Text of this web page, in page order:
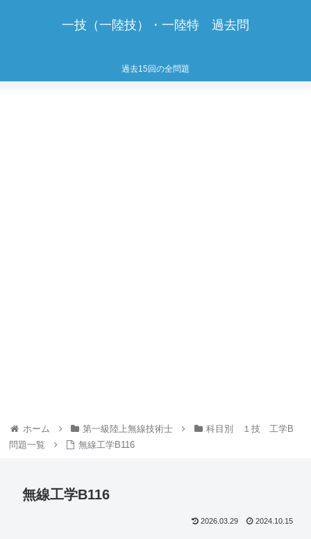
一技（一陸技）・一陸特 過去問
過去15回の全問題
ホーム 第一級陸上無線技術士
科目別 １技 工学B
問題一覧
無線工学B116
無線工学B116
2026.03.29 2024.10.15